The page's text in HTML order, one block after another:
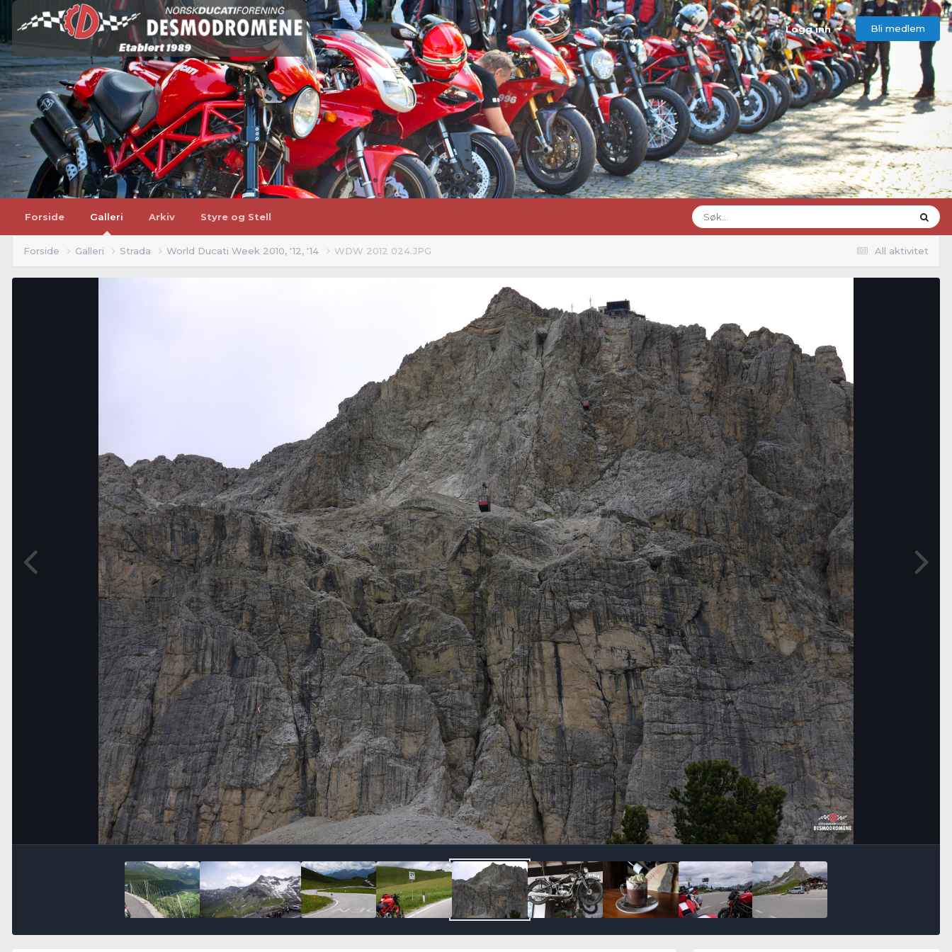
Logg inn Bli medlem
Forside Galleri Arkiv Styre og Stell
All aktivitet
Forside Galleri Strada World Ducati Week 2010, '12, '14 WDW 2012 024.JPG
Bildeverktøy